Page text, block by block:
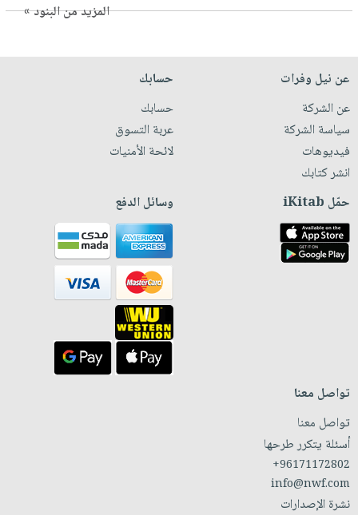
المزيد من البنود »
عن نيل وفرات
عن الشركة
سياسة الشركة
فيديوهات
انشر كتابك
حسابك
حسابك
عربة التسوق
لائحة الأمنيات
حمّل iKitab وسائل الدفع
تواصل معنا
تواصل معنا
أسئلة يتكرر طرحها
+96171172802
info@nwf.com
نشرة الإصدارات